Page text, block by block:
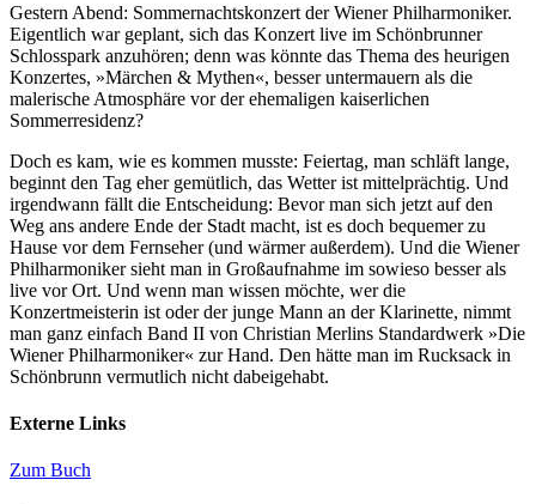
Gestern Abend: Sommernachtskonzert der Wiener Philharmoniker.
Eigentlich war geplant, sich das Konzert live im Schönbrunner
Schlosspark anzuhören; denn was könnte das Thema des heurigen
Konzertes, »Märchen & Mythen«, besser untermauern als die
malerische Atmosphäre vor der ehemaligen kaiserlichen
Sommerresidenz?
Doch es kam, wie es kommen musste: Feiertag, man schläft lange,
beginnt den Tag eher gemütlich, das Wetter ist mittelprächtig. Und
irgendwann fällt die Entscheidung: Bevor man sich jetzt auf den
Weg ans andere Ende der Stadt macht, ist es doch bequemer zu
Hause vor dem Fernseher (und wärmer außerdem). Und die Wiener
Philharmoniker sieht man in Großaufnahme im sowieso besser als
live vor Ort. Und wenn man wissen möchte, wer die
Konzertmeisterin ist oder der junge Mann an der Klarinette, nimmt
man ganz einfach Band II von Christian Merlins Standardwerk »Die
Wiener Philharmoniker« zur Hand. Den hätte man im Rucksack in
Schönbrunn vermutlich nicht dabeigehabt.
Externe Links
Zum Buch